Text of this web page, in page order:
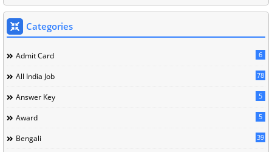
Categories
Admit Card 6
All India Job 78
Answer Key 5
Award 5
Bengali 39